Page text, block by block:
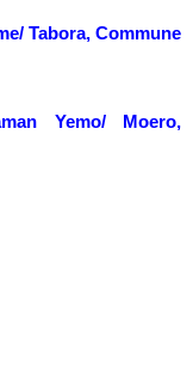
Tabora, Commune
Yemo/ Moero,